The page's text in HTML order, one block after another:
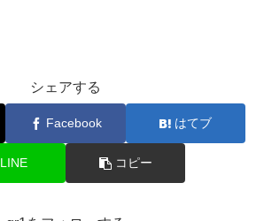
シェアする
Facebook はてブ
LINE コピー